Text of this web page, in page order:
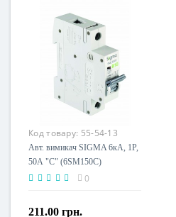
Напруга живлення
Код товару: 55-54-13
Авт. вимикач SIGMA 6кА, 1Р,
50А "С" (6SM150C)
0
211.00 грн.